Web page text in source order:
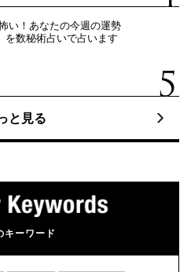
い！あなたの今週の運勢
を数秘術占いで占います
と見る
キーワード